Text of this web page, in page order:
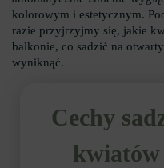
kolorowym i estetycznym.
razie przyjrzyjmy się, jakie
balkonie, co sadzić na
wyniknąć.
Cechy